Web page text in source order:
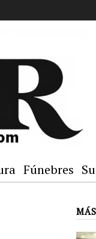
Fúnebres